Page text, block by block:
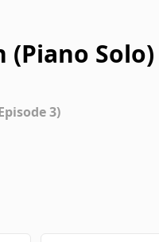
(Piano Solo)
3)